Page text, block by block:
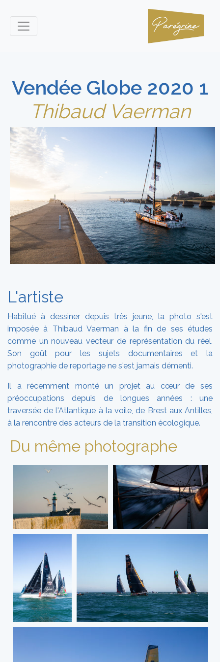
Vendée Globe 2020 1
Thibaud Vaerman
L'artiste
Habitué à dessiner depuis très jeune, la photo s'est
imposée à Thibaud Vaerman à la fin de ses études
comme un nouveau vecteur de représentation du réel.
Son goût pour les sujets documentaires et la
photographie de reportage ne s'est jamais démenti.
Il a récemment monté un projet au cœur de ses
préoccupations depuis de longues années : une
traversée de l'Atlantique à la voile, de Brest aux Antilles,
à la rencontre des acteurs de la transition écologique.
Du même photographe